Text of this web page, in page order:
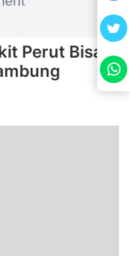
Perut Bisa